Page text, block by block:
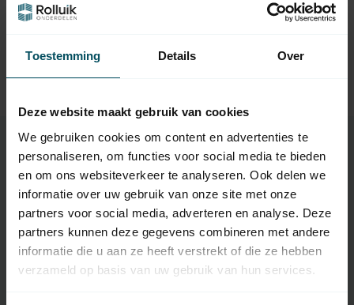
Toestemming Details Over
Deze website maakt gebruik van cookies
We gebruiken cookies om content en advertenties te
personaliseren, om functies voor social media te bieden
en om ons websiteverkeer te analyseren. Ook delen we
informatie over uw gebruik van onze site met onze
partners voor social media, adverteren en analyse. Deze
partners kunnen deze gegevens combineren met andere
informatie die u aan ze heeft verstrekt of die ze hebben
verzameld op basis van uw gebruik van hun services.
Ergänzende Produkte
TypeError: Failed to fetch
https://www.rolluikonderdelen.nl/de/marken/selve/rollladenm
Eigenschaften
Artikelnummer: 2704
EAN Code 7432257292267